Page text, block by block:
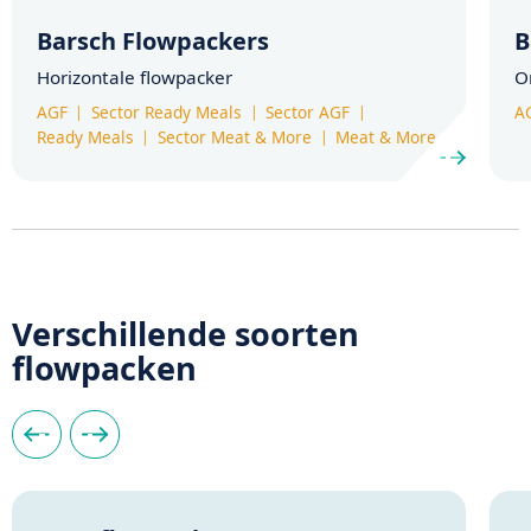
Barsch Flowpackers
Horizontale flowpacker
AGF Sector Ready Meals
Sector AGF
Ready Meals
Sector Meat & More Meat & More
Verschillende soorten
flowpacken